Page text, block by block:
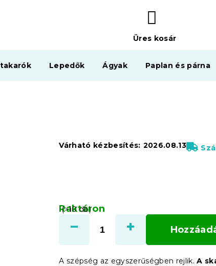
KOSÁR
Üres kosár
Lepedők Ágyak Paplan és párna
Raktáron
(>10 db)
Várható kézbesítés: 2026.08.13
A szépség az egyszerűségben rejlik.A